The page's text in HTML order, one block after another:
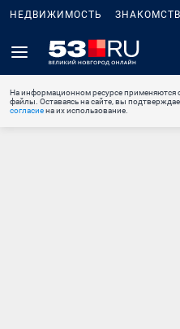
НЕДВИЖИМОСТЬ
На информационном ресурсе применяются
файлы. Оставаясь на сайте, вы
согласиена их использование.